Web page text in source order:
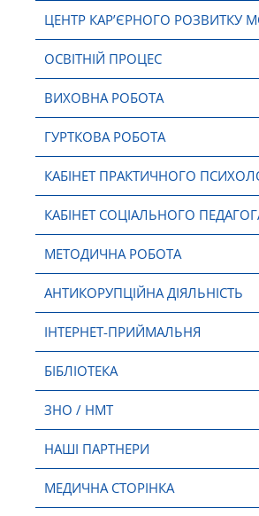
ЦЕНТР КАР’ЄРНОГО РОЗВИТКУ
ОСВІТНІЙ ПРОЦЕС
ВИХОВНА РОБОТА
ГУРТКОВА РОБОТА
КАБІНЕТ ПРАКТИЧНОГО
КАБІНЕТ СОЦІАЛЬНОГО
МЕТОДИЧНА РОБОТА
АНТИКОРУПЦІЙНА ДІЯЛЬНІСТЬ
ІНТЕРНЕТ-ПРИЙМАЛЬНЯ
БІБЛІОТЕКА
ЗНО / НМТ
НАШІ ПАРТНЕРИ
МЕДИЧНА СТОРІНКА